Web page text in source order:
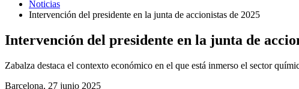
Noticias
Intervención del presidente en la junta de accionistas de 2025
Intervención del presidente en la junta de
Zabalza destaca el contexto económico en el que está inmerso el sector
Barcelona, 27 junio 2025